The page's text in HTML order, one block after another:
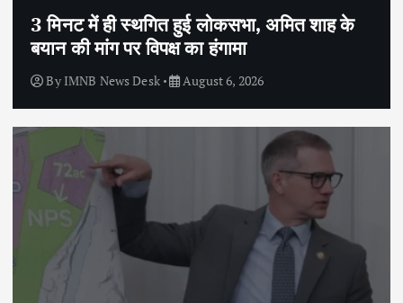
3 मिनट में ही स्थगित हुई लोकसभा, अमित शाह के
बयान की मांग पर विपक्ष का हंगामा
By IMNB News Desk August 6, 2026